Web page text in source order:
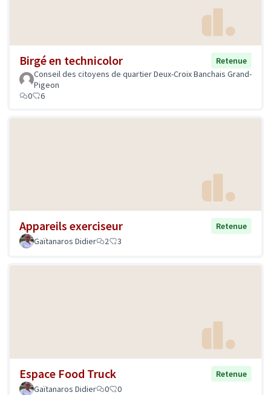
Birgé en technicolor
Retenue
Conseil des citoyens de quartier Deux-Croix Banchais Grand-
Pigeon
0
6
Appareils exerciseur
Retenue
Gaïtanaros Didier
2 3
Espace Food Truck
Retenue
Gaïtanaros Didier
0 0